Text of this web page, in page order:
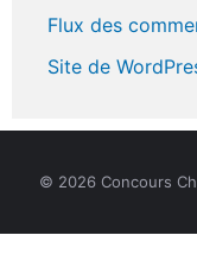
Flux des
Site de
© 2026 Concours